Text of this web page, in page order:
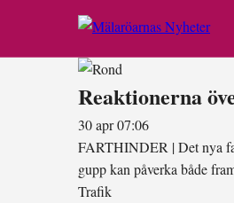
Reaktionerna
30 apr 07:06
FARTHINDER |Det nya
gupp kan påverka både
Trafik